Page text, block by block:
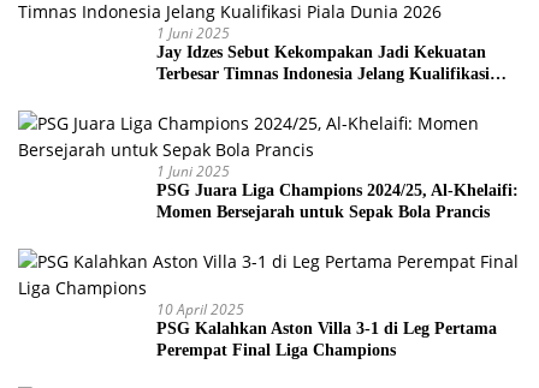
1 Juni 2025
Jay Idzes Sebut Kekompakan Jadi Kekuatan
Terbesar Timnas Indonesia Jelang Kualifikasi
1 Juni 2025
PSG Juara Liga Champions 2024/25, Al-Khelaifi:
Momen Bersejarah untuk Sepak Bola Prancis
10 April 2025
PSG Kalahkan Aston Villa 3-1 di Leg Pertama
Perempat Final Liga Champions